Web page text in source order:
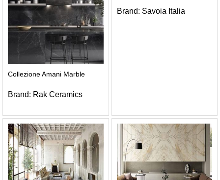
Collezione Amani Marble
Brand: Rak Ceramics
Brand: Savoia Italia